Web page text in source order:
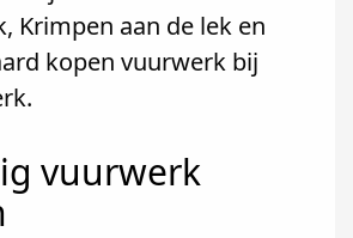
Krimpen aan de lek en
kopen vuurwerk bij
vuurwerk